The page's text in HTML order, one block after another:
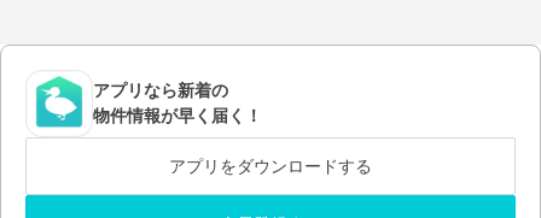
アプリなら新着の
物件情報が早く届く！
アプリをダウンロードする